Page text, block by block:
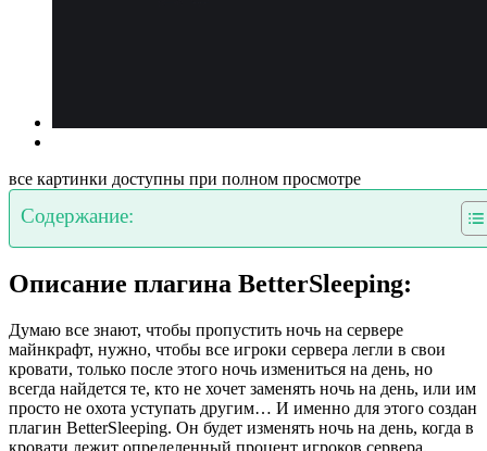
все картинки доступны при полном просмотре
Содержание:
Описание плагина BetterSleeping:
Думаю все знают, чтобы пропустить ночь на сервере
майнкрафт, нужно, чтобы все игроки сервера легли в свои
кровати, только после этого ночь измениться на день, но
всегда найдется те, кто не хочет заменять ночь на день, или им
просто не охота уступать другим… И именно для этого создан
плагин BetterSleeping. Он будет изменять ночь на день, когда в
кровати лежит определенный процент игроков сервера,